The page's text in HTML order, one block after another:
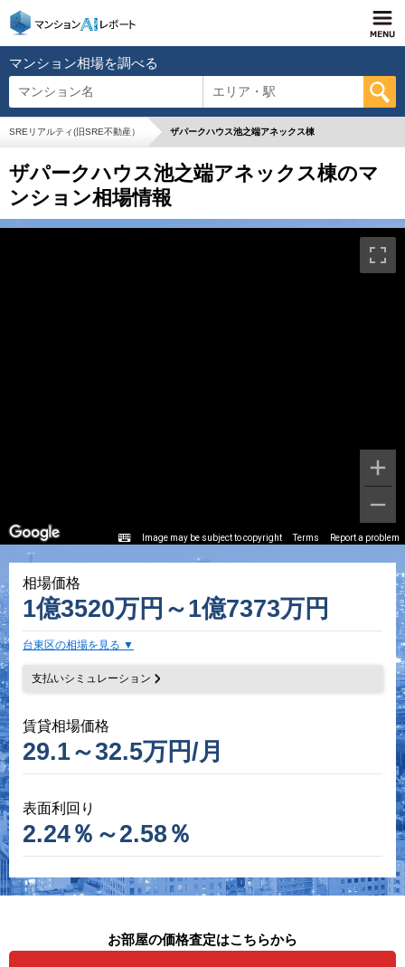
マンション相場を調べる
マンション名 エリア・駅
SREリアルティ(旧SRE不動産） ザパークハウス池之端アネックス棟
ザパークハウス池之端アネックス棟のマ
ンション相場情報
相場価格
1億3520万円～1億7373万円
台東区の相場を見る
支払いシミュレーション
賃貸相場価格
29.1～32.5万円/月
表面利回り
2.24％～2.58％
Image may be subject to copyright Terms Report a problem
お部屋の価格査定はこちらから